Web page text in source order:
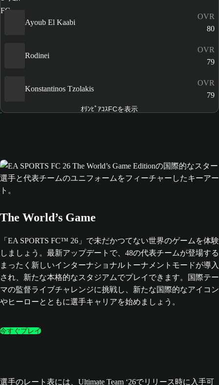
Ayoub El Kaabi
OVR
80
Rodinei
OVR
79
Konstantinos Tzolakis
OVR
79
ｵﾘﾝﾋﾟｱｺｽFCを表示
The World’s Game
「EA SPORTS FC™ 26」で未だかつてない世界のゲームを体験
しましょう。最新アップデートで、48の代表チームが登場する
まったく新しいインターナショナルトーナメントモードが導入
され、新たな本格的なスタジアムでプレイできます。国際テー
マの監督ライブチャレンジに挑戦し、新たな国際的なアイコン
やヒーローとともに選手キャリアを始めましょう。
今すぐプレイ
選手のレート表には、Ultimate Team ‘26でリリース時に入手可